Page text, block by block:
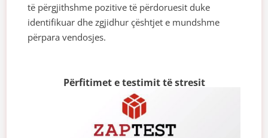
të përgjithshme pozitive të përdoruesit duke
identifikuar dhe zgjidhur çështjet e mundshme
përpara vendosjes.
Përfitimet e testimit të stresit